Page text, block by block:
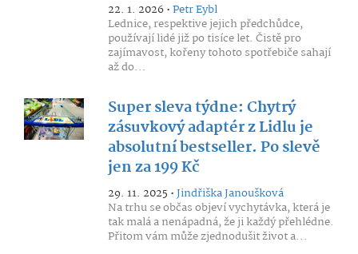
22. 1. 2026 •Petr Eybl
Lednice, respektive jejich předchůdce,
používají lidé již po tisíce let. Čistě pro
zajímavost, kořeny tohoto spotřebiče sahají
až do...
Super sleva týdne: Chytrý
zásuvkový adaptér z Lidlu je
absolutní bestseller. Po slevě
jen za 199 Kč
29. 11. 2025 •Jindřiška Janoušková
Na trhu se občas objeví vychytávka, která je
tak malá a nenápadná, že ji každý přehlédne.
Přitom vám může zjednodušit život a...